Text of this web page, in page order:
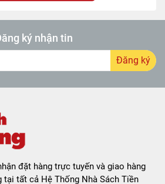
ký nhận tin
Đăng ký
đặt hàng trực tuyến và giao hàng
tại tất cả Hệ Thống Nhà Sách Tiền